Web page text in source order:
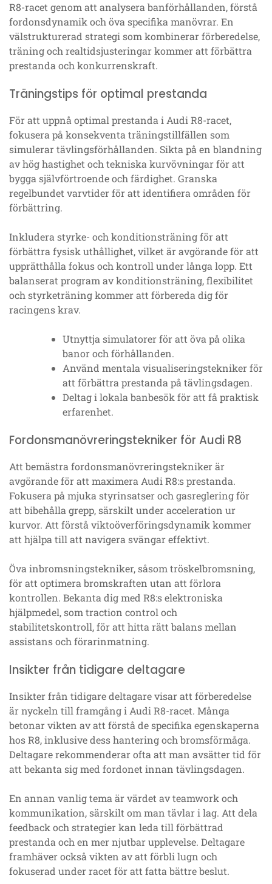
R8-racet genom att analysera banförhållanden, förstå
fordonsdynamik och öva specifika manövrar. En
välstrukturerad strategi som kombinerar förberedelse,
träning och realtidsjusteringar kommer att förbättra
prestanda och konkurrenskraft.
Träningstips för optimal prestanda
För att uppnå optimal prestanda i Audi R8-racet,
fokusera på konsekventa träningstillfällen som
simulerar tävlingsförhållanden. Sikta på en blandning
av hög hastighet och tekniska kurvövningar för att
bygga självförtroende och färdighet. Granska
regelbundet varvtider för att identifiera områden för
förbättring.
Inkludera styrke- och konditionsträning för att
förbättra fysisk uthållighet, vilket är avgörande för att
upprätthålla fokus och kontroll under långa lopp. Ett
balanserat program av konditionsträning, flexibilitet
och styrketräning kommer att förbereda dig för
racingens krav.
Utnyttja simulatorer för att öva på olika
banor och förhållanden.
Använd mentala visualiseringstekniker för
att förbättra prestanda på tävlingsdagen.
Deltag i lokala banbesök för att få praktisk
erfarenhet.
Fordonsmanövreringstekniker för Audi R8
Att bemästra fordonsmanövreringstekniker är
avgörande för att maximera Audi R8:s prestanda.
Fokusera på mjuka styrinsatser och gasreglering för
att bibehålla grepp, särskilt under acceleration ur
kurvor. Att förstå viktoöverföringsdynamik kommer
att hjälpa till att navigera svängar effektivt.
Öva inbromsningstekniker, såsom tröskelbromsning,
för att optimera bromskraften utan att förlora
kontrollen. Bekanta dig med R8:s elektroniska
hjälpmedel, som traction control och
stabilitetskontroll, för att hitta rätt balans mellan
assistans och förarinmatning.
Insikter från tidigare deltagare
Insikter från tidigare deltagare visar att förberedelse
är nyckeln till framgång i Audi R8-racet. Många
betonar vikten av att förstå de specifika egenskaperna
hos R8, inklusive dess hantering och bromsförmåga.
Deltagare rekommenderar ofta att man avsätter tid för
att bekanta sig med fordonet innan tävlingsdagen.
En annan vanlig tema är värdet av teamwork och
kommunikation, särskilt om man tävlar i lag. Att dela
feedback och strategier kan leda till förbättrad
prestanda och en mer njutbar upplevelse. Deltagare
framhäver också vikten av att förbli lugn och
fokuserad under racet för att fatta bättre beslut.